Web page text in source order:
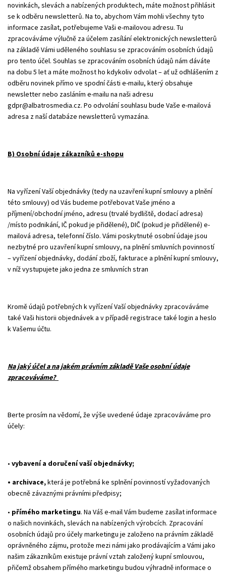
novinkách, slevách a nabízených produktech, máte možnost přihlásit
se k odběru newsletterů. Na to, abychom Vám mohli všechny tyto
informace zasílat, potřebujeme Vaši e-mailovou adresu. Tu
zpracováváme výlučně za účelem zasílání elektronických newsletterů
na základě Vámi uděleného souhlasu se zpracováním osobních údajů
pro tento účel. Souhlas se zpracováním osobních údajů nám dáváte
na dobu 5 let a máte možnost ho kdykoliv odvolat – ať už odhlášením z
odběru novinek přímo ve spodní části e-mailu, který obsahuje
newsletter nebo zasláním e-mailu na naši adresu
gdpr@albatrosmedia.cz. Po odvolání souhlasu bude Vaše e-mailová
adresa z naší databáze newsletterů vymazána.
B) Osobní údaje zákazníků e-shopu
Na vyřízení Vaší objednávky (tedy na uzavření kupní smlouvy a plnění
této smlouvy) od Vás budeme potřebovat Vaše jméno a
příjmení/obchodní jméno, adresu (trvalé bydliště, dodací adresa)
/místo podnikání, IČ pokud je přidělené), DIČ (pokud je přidělené) e-
mailová adresa, telefonní číslo. Vámi poskytnuté osobní údaje jsou
nezbytné pro uzavření kupní smlouvy, na plnění smluvních povinností
– vyřízení objednávky, dodání zboží, fakturace a plnění kupní smlouvy,
v níž vystupujete jako jedna ze smluvních stran
Kromě údajů potřebných k vyřízení Vaší objednávky zpracováváme
také Vaši historii objednávek a v případě registrace také login a heslo
k Vašemu účtu.
Na jaký účel a na jakém právním základě Vaše osobní údaje
zpracováváme?
Berte prosím na vědomí, že výše uvedené údaje zpracováváme pro
účely:
• vybavení a doručení vaší objednávky;
• archivace,která je potřebná ke splnění povinností vyžadovaných
obecně závaznými právními předpisy;
• přímého marketingu. Na Váš e-mail Vám budeme zasílat informace
o našich novinkách, slevách na nabízených výrobcích. Zpracování
osobních údajů pro účely marketingu je založeno na právním základě
oprávněného zájmu, protože mezi námi jako prodávajícím a Vámi jako
našim zákazníkům existuje právní vztah založený kupní smlouvou,
přičemž obsahem přímého marketingu budou výhradně informace o